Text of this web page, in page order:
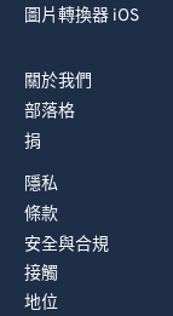
圖片轉換器 iOS
關於我們
部落格
捐
隱私
條款
安全與合規
接觸
地位